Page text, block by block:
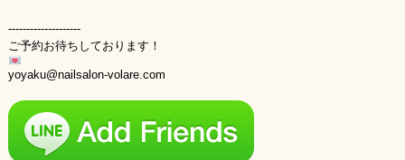
--------------------
ご予約お待ちしております！
yoyaku@nailsalon-volare.com